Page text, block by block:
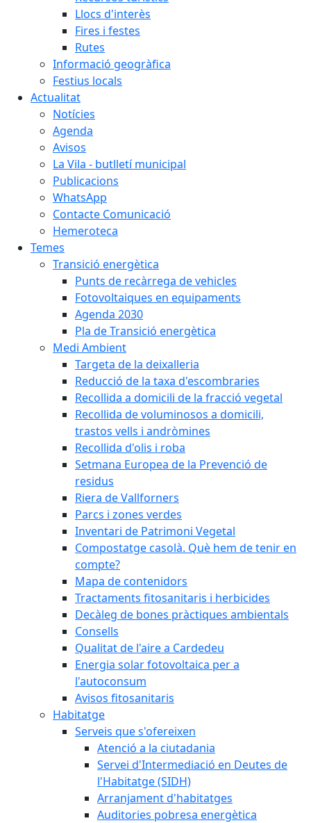
Llocs d'interès
Fires i festes
Rutes
Informació geogràfica
Festius locals
Actualitat
Notícies
Agenda
Avisos
La Vila - butlletí municipal
Publicacions
WhatsApp
Contacte Comunicació
Hemeroteca
Temes
Transició energètica
Punts de recàrrega de vehicles
Fotovoltaiques en equipaments
Agenda 2030
Pla de Transició energètica
Medi Ambient
Targeta de la deixalleria
Reducció de la taxa d'escombraries
Recollida a domicili de la fracció vegetal
Recollida de voluminosos a domicili,
trastos vells i andròmines
Recollida d'olis i roba
Setmana Europea de la Prevenció de
residus
Riera de Vallforners
Parcs i zones verdes
Inventari de Patrimoni Vegetal
Compostatge casolà. Què hem de tenir en
compte?
Mapa de contenidors
Tractaments fitosanitaris i herbicides
Decàleg de bones pràctiques ambientals
Consells
Qualitat de l'aire a Cardedeu
Energia solar fotovoltaica per a
l'autoconsum
Avisos fitosanitaris
Habitatge
Serveis que s'ofereixen
Atenció a la ciutadania
Servei d'Intermediació en Deutes de
l'Habitatge (SIDH)
Arranjament d'habitatges
Auditories pobresa energètica